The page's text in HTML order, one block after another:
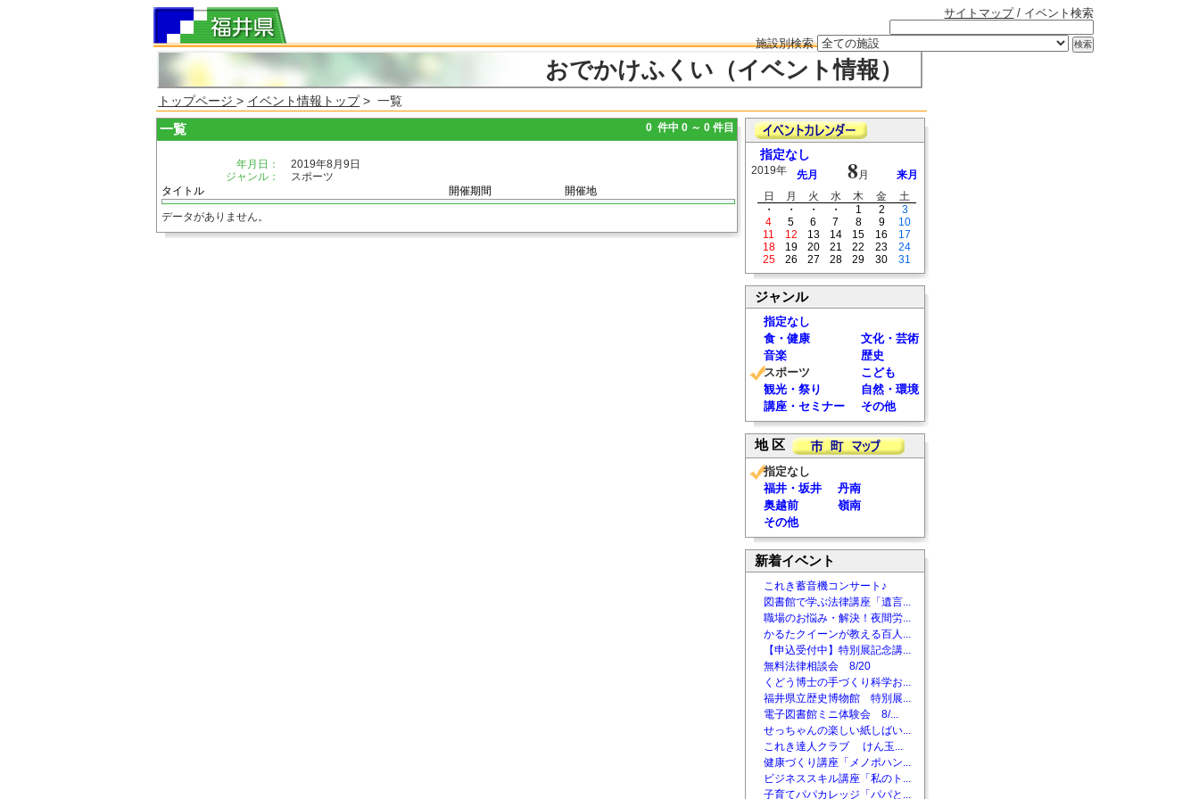
サイトマップ/ イベント検索
施設別検索
おでかけふくい（イベント情報）
トップページ > イベント情報トップ> 一覧
一覧 0 件中 0 ～ 0 件目
年月日：
2019年8月9日
ジャンル：
スポーツ
タイトル
開催期間 開催地
データがありません。
指定なし
2019年 先月 8 月
来月
日
月 火 水 木 金
土
・
・ ・ ・ 1 2
3
4
5 6 7 8 9
10
11
12 13 14 15 16
17
18
19 20 21 22 23
24
25
26 27 28 29 30 31
ジャンル
指定なし
食・健康
文化・芸術
音楽
歴史
スポーツ
こども
観光・祭り
自然・環境
講座・セミナー
その他
地 区
指定なし
福井・坂井
丹南
奥越前
嶺南
その他
新着イベント
これき蓄音機コンサート♪
図書館で学ぶ法律講座「遺言...
職場のお悩み・解決！夜間労...
かるたクイーンが教える百人...
【申込受付中】特別展記念講...
無料法律相談会 8/20
くどう博士の手づくり科学お...
福井県立歴史博物館 特別展...
電子図書館ミニ体験会 8/...
せっちゃんの楽しい紙しばい...
これき達人クラブ けん玉...
健康づくり講座「メノポハン...
ビジネススキル講座「私のト...
子育てパパカレッジ「パパと...